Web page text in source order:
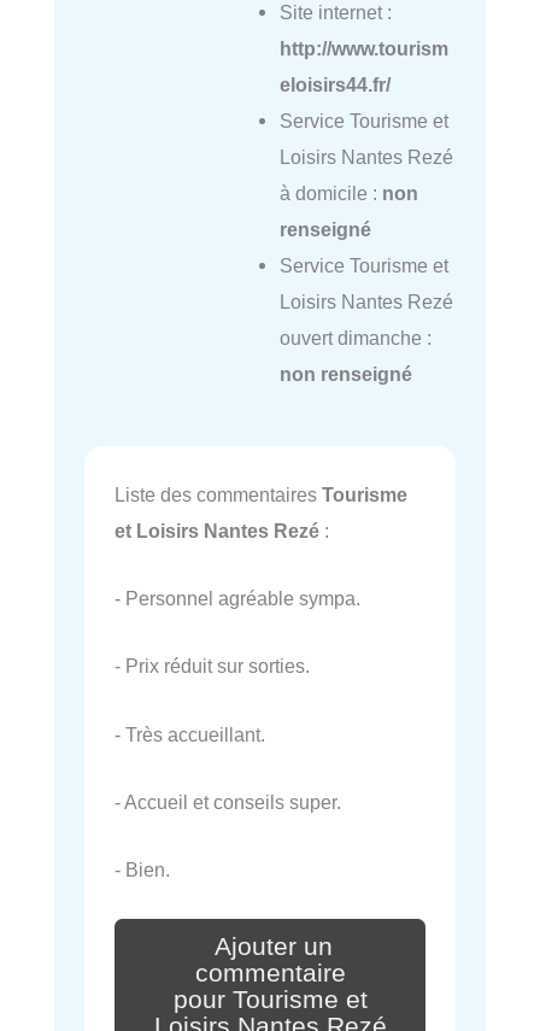
Site internet :
http://www.tourism
eloisirs44.fr/
Service Tourisme et
Loisirs Nantes Rezé
à domicile : non
renseigné
Service Tourisme et
Loisirs Nantes Rezé
ouvert dimanche :
non renseigné
Liste des commentaires Tourisme
et Loisirs Nantes Rezé :
- Personnel agréable sympa.
- Prix réduit sur sorties.
- Très accueillant.
- Accueil et conseils super.
- Bien.
Ajouter un
commentaire
pour Tourisme et